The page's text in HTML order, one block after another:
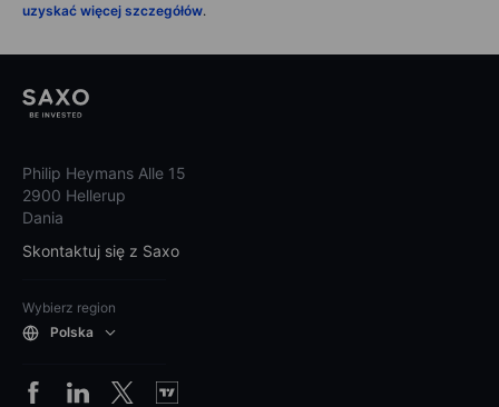
uzyskać więcej szczegółów.
Philip Heymans Alle 15
2900 Hellerup
Dania
Skontaktuj się z Saxo
Wybierz region
Polska